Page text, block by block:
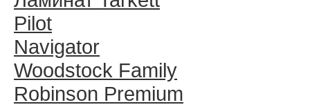
Pilot
Navigator
Woodstock Family
Robinson Premium